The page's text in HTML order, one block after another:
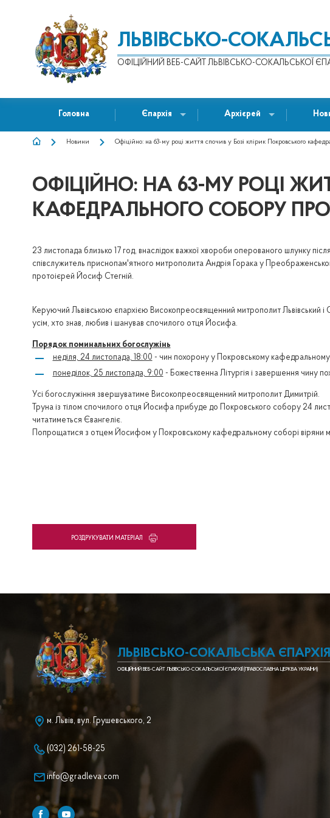
ЛЬВІВСЬКО-
ОФІЦІЙНИЙ ВЕБ-САЙТ ЛЬВІВСЬКО-СОКАЛЬСЬКОЇ
Головна Єпархія Архієрей
РЯДОК
НАВІҐАЦІЇ
Новини Офіційно: на 63-му році життя спочив у Бозі клірик Покровського
ОФІЦІЙНО: НА 63-МУ РОЦІ
КАФЕДРАЛЬНОГО СОБОРУ
23 листопада близько 17 год, внаслідок важкої хвороби оперованого шлунку
співслужитель приснопам'ятного митрополита Андрія Горака у
протоієрей Йосиф Стегній.
Керуючий Львівською єпархією Високопреосвященний митрополит Львівський і
усім, хто знав, любив і шанував спочилого отця Йосифа.
Порядок поминальних богослужінь
неділя, 24 листопада, 18:00 - чин похорону у Покровському
понеділок, 25 листопада, 9:00 - Божественна Літургія і завершення чину
Усі богослужіння звершуватиме Високопреосвященний митрополит Димитрій.
Труна із тілом спочилого отця Йосифа прибуде до Покровського собору 24
читатиметься Євангеліє.
Попрощатися з отцем Йосифом у Покровському кафедральному соборі віряни
PОЗДРУКУВАТИ МАТЕРІАЛ
ЛЬВІВСЬКО-СОКАЛЬСЬКА ЄПАРХІЯ
ОФІЦІЙНИЙ ВЕБ-САЙТ ЛЬВІВСЬКО-СОКАЛЬСЬКОЇ ЄПАРХІЇ (ПРАВОСЛАВНА ЦЕРКВА УКРАЇНИ)
м. Львів, вул. Грушевського, 2
(032) 261-58-25
info@gradleva.com